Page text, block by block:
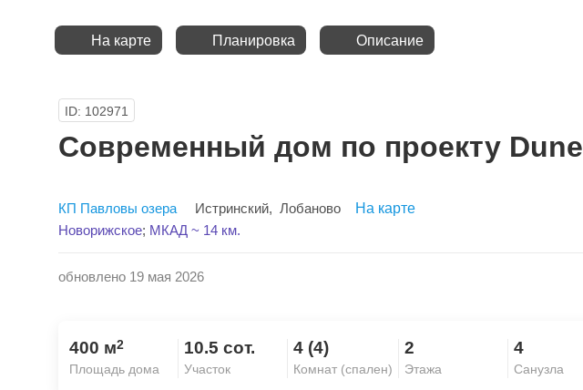
На карте Планировка Описание
ID: 102971
Современный дом по проекту Dune
КП Павловы озера Истринский, Лобаново
На карте
Новорижское; МКАД ~ 14 км.
обновлено 19 мая 2026
400 м2
Площадь дома
10.5 сот.
Участок
4 (4)
Комнат (спален)
2
Этажа
4
Санузла